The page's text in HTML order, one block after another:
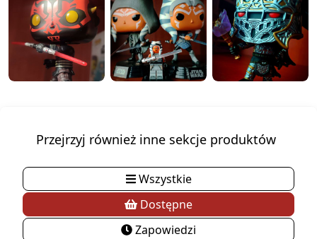
Przejrzyj również inne sekcje produktów
Wszystkie
Dostępne
Zapowiedzi